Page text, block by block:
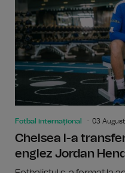
Fotbal internațional 03 August
Chelsea l-a
englez Jordan